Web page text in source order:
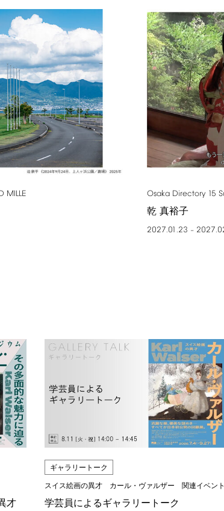
MILLE Osaka Directory 15
乾 真裕子
2027.01.23 –
才
ギャラリートーク
スイス絵画の異才 カール・ヴァルザー 関連イベント
学芸員によるギャラリートーク